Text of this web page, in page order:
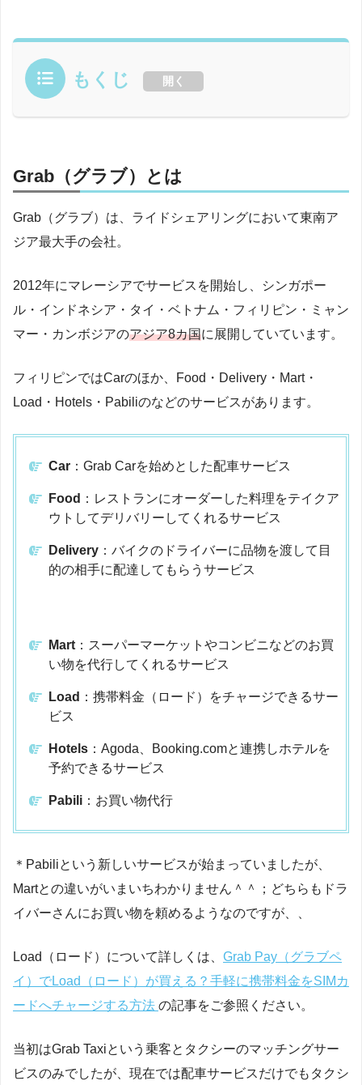
もくじ 開く
Grab（グラブ）とは
Grab（グラブ）は、ライドシェアリングにおいて東南ア
ジア最大手の会社。
2012年にマレーシアでサービスを開始し、シンガポー
ル・インドネシア・タイ・ベトナム・フィリピン・ミャン
マー・カンボジアのアジア8カ国に展開していています。
フィリピンではCarのほか、Food・Delivery・Mart・
Load・Hotels・Pabiliのなどのサービスがあります。
Car ：Grab Carを始めとした配車サービス
Food ：レストランにオーダーした料理をテイクア
ウトしてデリバリーしてくれるサービス
Delivery ：バイクのドライバーに品物を渡して目
的の相手に配達してもらうサービス
Mart ：スーパーマーケットやコンビニなどのお買
い物を代行してくれるサービス
Load ：携帯料金（ロード）をチャージできるサー
ビス
Hotels ：Agoda、Booking.comと連携しホテルを
予約できるサービス
Pabili ：お買い物代行
＊Pabiliという新しいサービスが始まっていましたが、
Martとの違いがいまいちわかりません＾＾；どちらもドラ
イバーさんにお買い物を頼めるようなのですが、、
Load（ロード）について詳しくは、 Grab Pay（グラブペ
イ）でLoad（ロード）が買える？手軽に携帯料金をSIMカ
ードへチャージする方法 の記事をご参照ください。
当初はGrab Taxiという乗客とタクシーのマッチングサー
ビスのみでしたが、現在では配車サービスだけでもタクシ